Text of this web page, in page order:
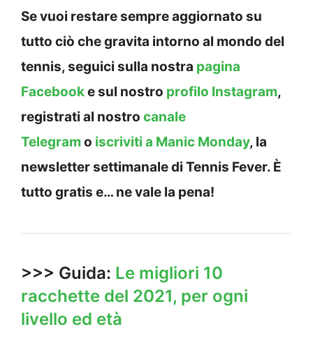
Se vuoi restare sempre aggiornato su
tutto ciò che gravita intorno al mondo del
tennis, seguici sulla nostra pagina
Facebooke sul nostro profilo Instagram,
registrati al nostro canale
Telegramo iscriviti a Manic Monday, la
newsletter settimanale di Tennis Fever. È
tutto gratis e… ne vale la pena!
>>> Guida: Le migliori 10
racchette del 2021, per ogni
livello ed età